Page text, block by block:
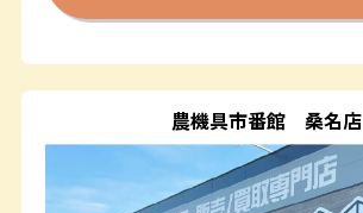
農機具市番館 桑名店